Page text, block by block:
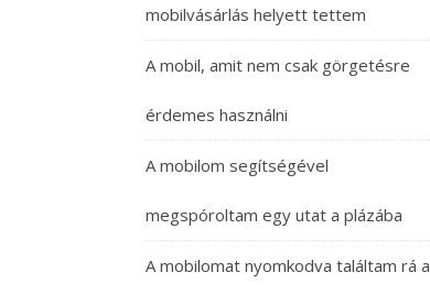
mobilvásárlás helyett tettem
A mobil, amit nem csak görgetésre
érdemes használni
A mobilom segítségével
megspóroltam egy utat a plázába
A mobilomat nyomkodva találtam rá a